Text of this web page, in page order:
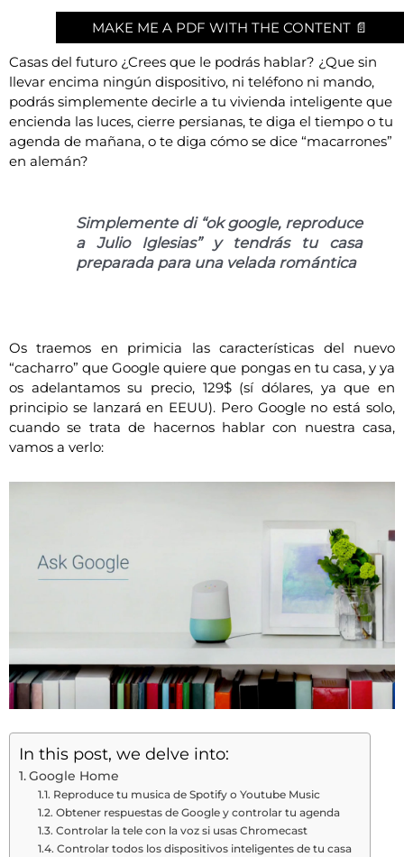
MAKE ME A PDF WITH THE CONTENT 📄
Casas del futuro ¿Crees que le podrás hablar? ¿Que sin
llevar encima ningún dispositivo, ni teléfono ni mando,
podrás simplemente decirle a tu vivienda inteligente que
encienda las luces, cierre persianas, te diga el tiempo o tu
agenda de mañana, o te diga cómo se dice “macarrones”
en alemán?
Simplemente di “ok google, reproduce
a Julio Iglesias” y tendrás tu casa
preparada para una velada romántica
Os traemos en primicia las características del nuevo
“cacharro” que Google quiere que pongas en tu casa, y ya
os adelantamos su precio, 129$ (sí dólares, ya que en
principio se lanzará en EEUU). Pero Google no está solo,
cuando se trata de hacernos hablar con nuestra casa,
vamos a verlo:
In this post, we delve into:
Google Home
Reproduce tu musica de Spotify o Youtube Music
Obtener respuestas de Google y controlar tu agenda
Controlar la tele con la voz si usas Chromecast
Controlar todos los dispositivos inteligentes de tu casa